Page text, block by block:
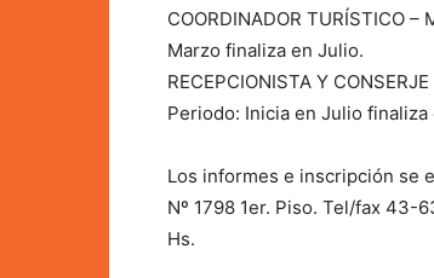
COORDINADOR TURÍSTICO
Marzo finaliza en Julio.
RECEPCIONISTA Y
Periodo: Inicia en Julio
Los informes e inscripción se
Nº 1798 1er. Piso. Tel/fax 43-
Hs.